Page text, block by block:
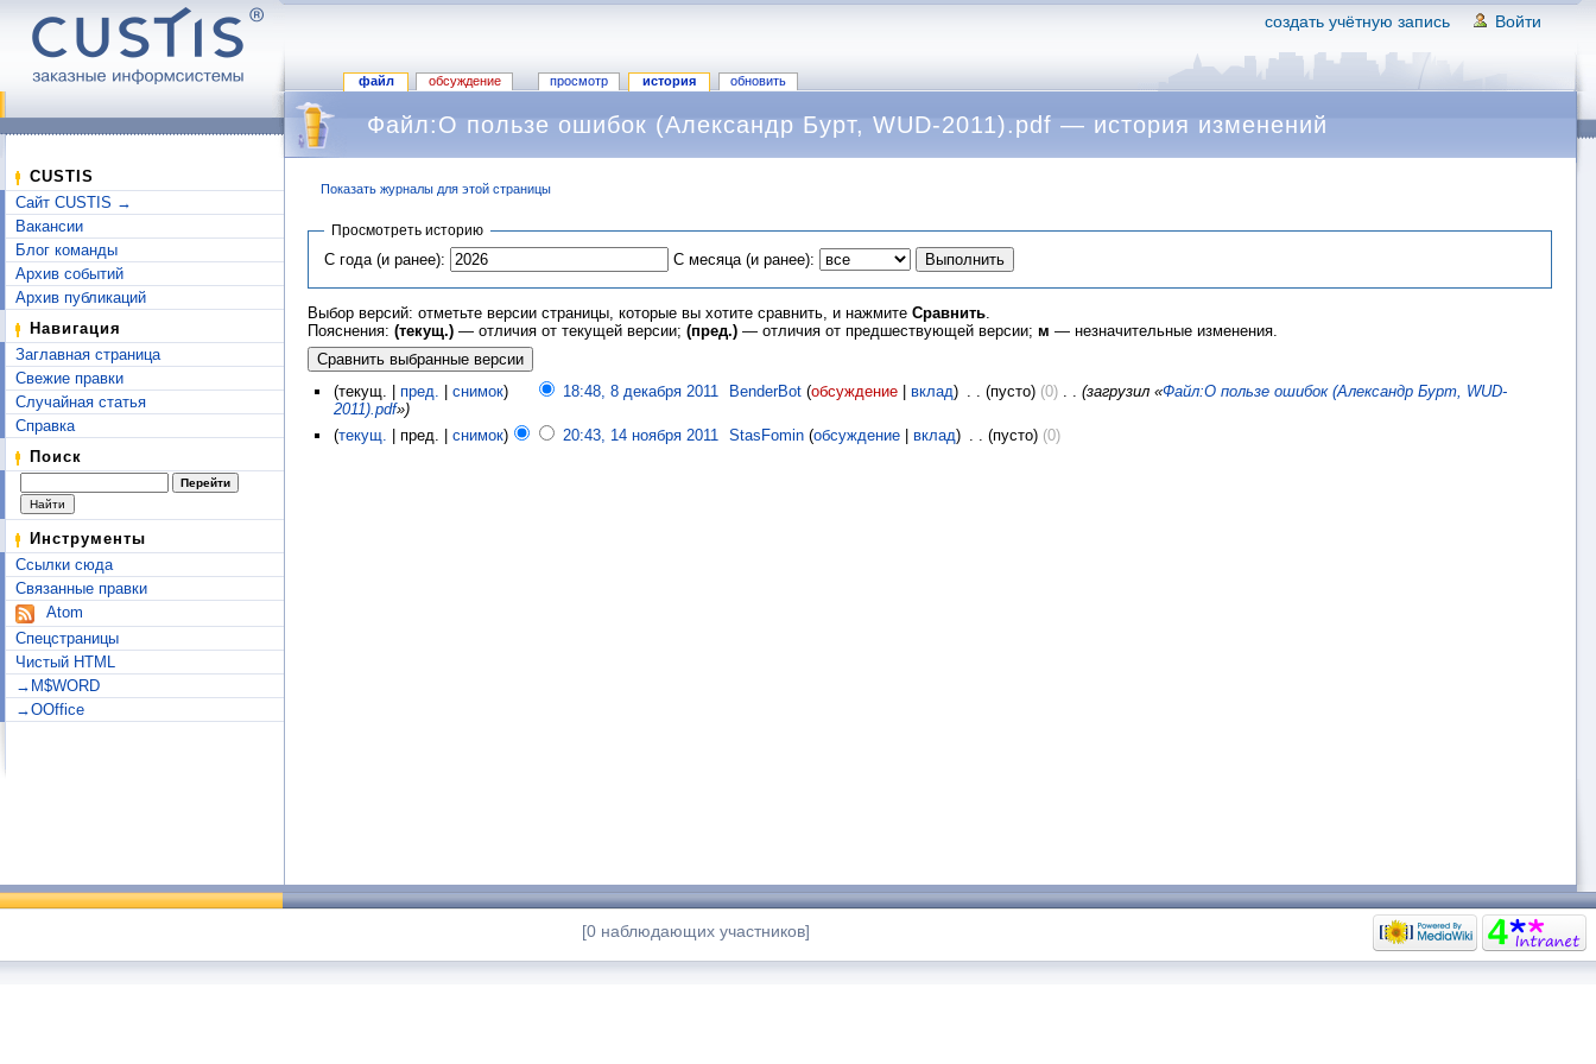
создать учётную запись Войти
файл обсуждение просмотр история обновить
CUSTIS
Сайт CUSTIS →
Вакансии
Блог команды
Архив событий
Архив публикаций
Навигация
Заглавная страница
Свежие правки
Случайная статья
Справка
Поиск
Инструменты
Ссылки сюда
Связанные правки
Atom
Спецстраницы
Чистый HTML
→M$WORD
→OOffice
Файл:О пользе ошибок (Александр Бурт, WUD-2011).pdf — история изменений
Показать журналы для этой страницы
Просмотреть историю
С года (и ранее): С месяца (и ранее):
Выбор версий: отметьте версии страницы, которые вы хотите сравнить, и нажмите Сравнить
Пояснения: (текущ.) — отличия от текущей версии; (пред.) — отличия от предшествующей версии; м — незначительные изменения.
(текущ. | пред. снимок) 18:48, 8 декабря 2011‎ BenderBot (обсуждение| вклад) . . (пусто) (0)‎ . . (загрузил «Файл:О пользе ошибок (Александр Бурт, WUD-
2011).pdf»)
(текущ. | пред. | снимок) 20:43, 14 ноября 2011‎ StasFomin (обсуждение| вклад) . . (пусто) (0)
[0 наблюдающих участников]